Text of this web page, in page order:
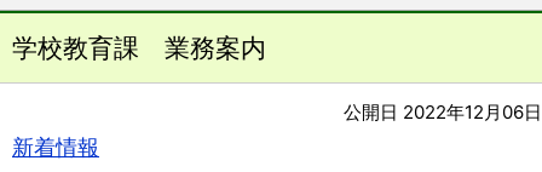
学校教育課 業務案内
公開日 2022年12月06日
新着情報